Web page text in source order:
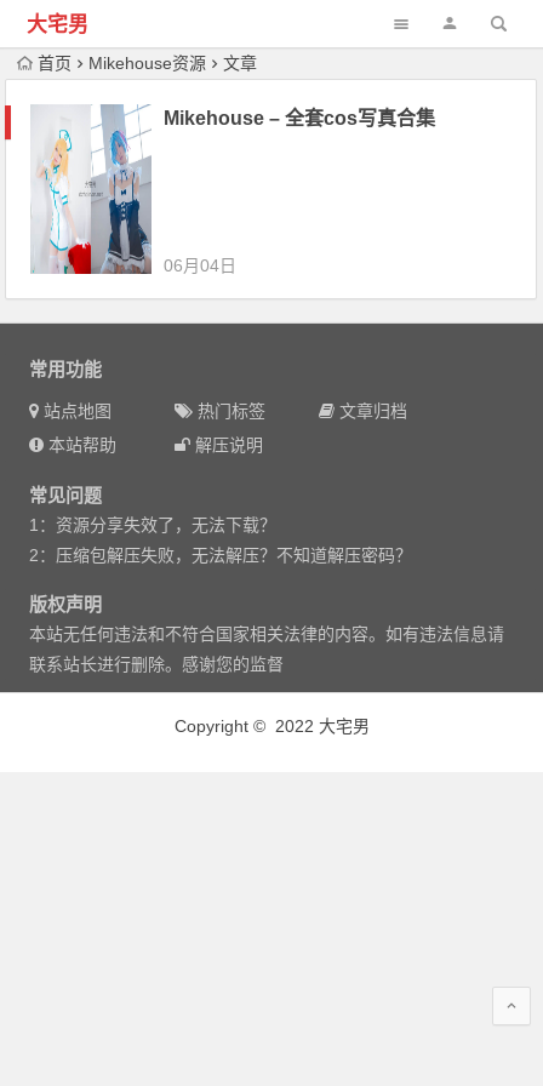
大宅男
首页 Mikehouse资源 文章
Mikehouse – 全套cos写真合集
06月04日
常用功能
站点地图 热门标签
文章归档
本站帮助
解压说明
常见问题
1：资源分享失效了，无法下载？
2：压缩包解压失败，无法解压？不知道解压密码？
版权声明
本站无任何违法和不符合国家相关法律的内容。如有违法信息请
联系站长进行删除。感谢您的监督
Copyright © 2022 大宅男